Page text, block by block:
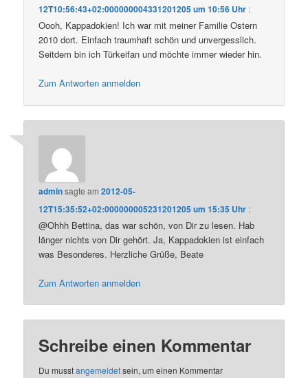
12T10:56:43+02:000000004331201205 um 10:56 Uhr :
Oooh, Kappadokien! Ich war mit meiner Familie Ostern
2010 dort. Einfach traumhaft schön und unvergesslich.
Seitdem bin ich Türkeifan und möchte immer wieder hin.
Zum Antworten anmelden
adminsagte am2012-05-
12T15:35:52+02:000000005231201205 um 15:35 Uhr :
@Ohhh Bettina, das war schön, von Dir zu lesen. Hab
länger nichts von Dir gehört. Ja, Kappadokien ist einfach
was Besonderes. Herzliche Grüße, Beate
Zum Antworten anmelden
Schreibe einen Kommentar
Du musstangemeldetsein, um einen Kommentar